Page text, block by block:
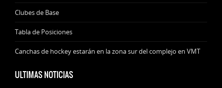
Clubes de Base
Tabla de Posiciones
Canchas de hockey estarán en la zona sur del complejo en VMT
ULTIMAS NOTICIAS